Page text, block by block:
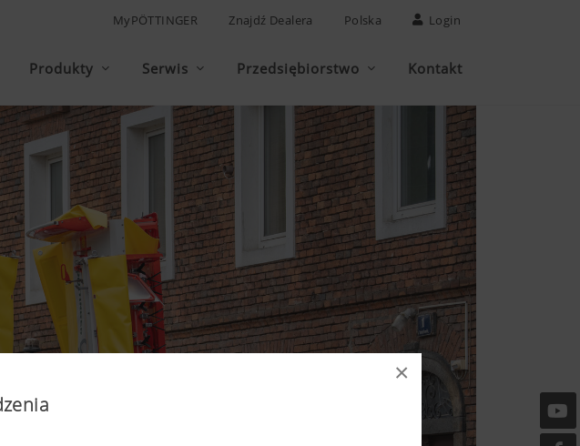
×
MyPÖTTINGER Znajdź Dealera Polska Login
Produkty Serwis Przedsiębiorstwo Kontakt